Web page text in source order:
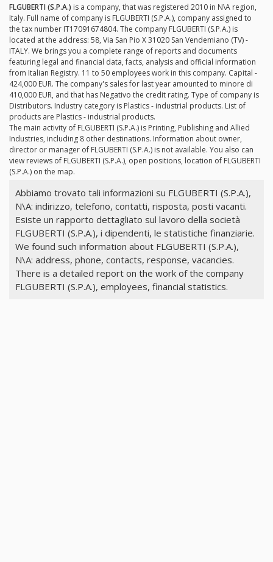
FLGUBERTI (S.P.A.) is a company, that was registered 2010 in N\A region,
Italy. Full name of company is FLGUBERTI (S.P.A.), company assigned to
the tax number IT17091674804. The company FLGUBERTI (S.P.A.) is
located at the address: 58, Via San Pio X 31020 San Vendemiano (TV) -
ITALY. We brings you a complete range of reports and documents
featuring legal and financial data, facts, analysis and official information
from Italian Registry. 11 to 50 employees work in this company. Capital -
424,000 EUR. The company's sales for last year amounted to minore di
410,000 EUR, and that has Negativo the credit rating. Type of company is
Distributors. Industry category is Plastics - industrial products. List of
products are Plastics - industrial products.
The main activity of FLGUBERTI (S.P.A.) is Printing, Publishing and Allied
Industries, including 8 other destinations. Information about owner,
director or manager of FLGUBERTI (S.P.A.) is not available. You also can
view reviews of FLGUBERTI (S.P.A.), open positions, location of FLGUBERTI
(S.P.A.) on the map.
Abbiamo trovato tali informazioni su FLGUBERTI (S.P.A.),
N\A: indirizzo, telefono, contatti, risposta, posti vacanti.
Esiste un rapporto dettagliato sul lavoro della società
FLGUBERTI (S.P.A.), i dipendenti, le statistiche finanziarie.
We found such information about FLGUBERTI (S.P.A.),
N\A: address, phone, contacts, response, vacancies.
There is a detailed report on the work of the company
FLGUBERTI (S.P.A.), employees, financial statistics.